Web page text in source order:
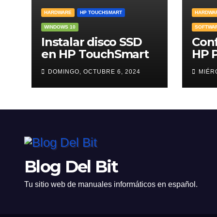
HARDWARE HP TOUCHSMART
WINDOWS 10
Instalar disco SSD
en HP TouchSmart
DOMINGO, OCTUBRE 6, 2024
HP
Blog Del Bit
Tu sitio web de manuales informáticos en español.